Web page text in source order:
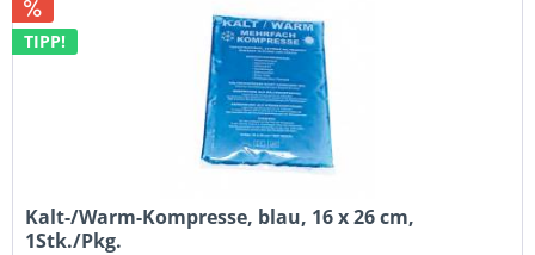
TIPP!
Kalt-/Warm-Kompresse, blau, 16 x 26 cm,
1Stk./Pkg.